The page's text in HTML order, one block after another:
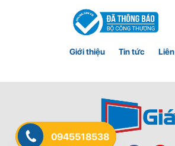
Màu
Góc nghiêng
Giới thiệu Tin tức
0945518538